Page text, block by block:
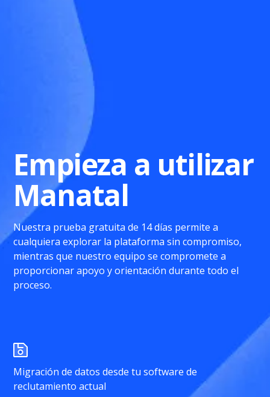
Empieza a utilizar
Manatal
Nuestra prueba gratuita de 14 días permite a
cualquiera explorar la plataforma sin compromiso,
mientras que nuestro equipo se compromete a
proporcionar apoyo y orientación durante todo el
proceso.
Migración de datos desde tu software de
reclutamiento actual